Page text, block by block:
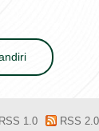
RSS 1.0 RSS 2.0